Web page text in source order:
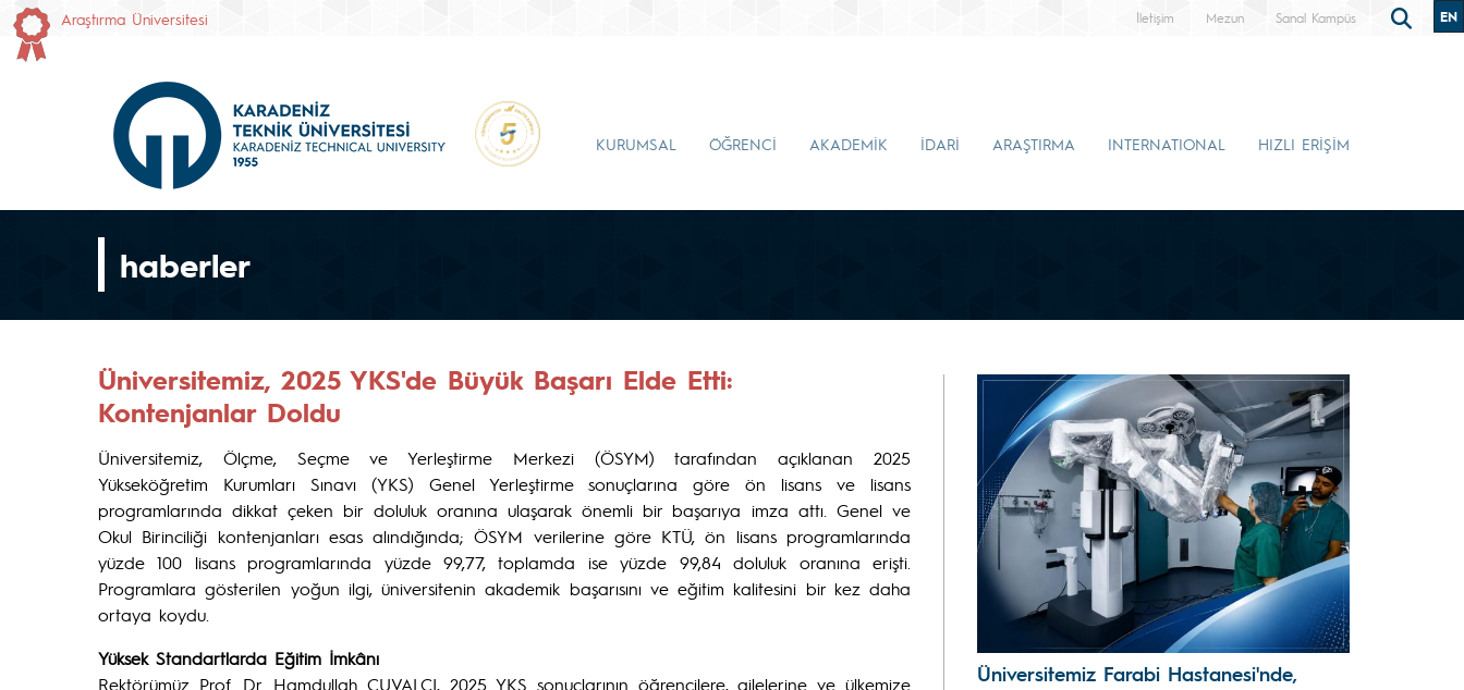
Araştırma Üniversitesi İletişim Mezun Sanal Kampüs EN
KURUMSAL ÖĞRENCİ AKADEMİK İDARİ ARAŞTIRMA INTERNATIONAL HIZLI ERİŞİM
haberler
Üniversitemiz, 2025 YKS'de Büyük Başarı Elde Etti:
Kontenjanlar Doldu
Üniversitemiz, Ölçme, Seçme ve Yerleştirme Merkezi (ÖSYM) tarafından açıklanan 2025
Yükseköğretim Kurumları Sınavı (YKS) Genel Yerleştirme sonuçlarına göre ön lisans ve lisans
programlarında dikkat çeken bir doluluk oranına ulaşarak önemli bir başarıya imza attı. Genel ve
Okul Birinciliği kontenjanları esas alındığında; ÖSYM verilerine göre KTÜ, ön lisans programlarında
yüzde 100 lisans programlarında yüzde 99,77, toplamda ise yüzde 99,84 doluluk oranına erişti.
Programlara gösterilen yoğun ilgi, üniversitenin akademik başarısını ve eğitim kalitesini bir kez daha
ortaya koydu.
Yüksek Standartlarda Eğitim İmkânı
Rektörümüz Prof. Dr. Hamdullah ÇUVALCI, 2025 YKS sonuçlarının öğrencilere, ailelerine ve ülkemize
Üniversitemiz Farabi Hastanesi'nde,